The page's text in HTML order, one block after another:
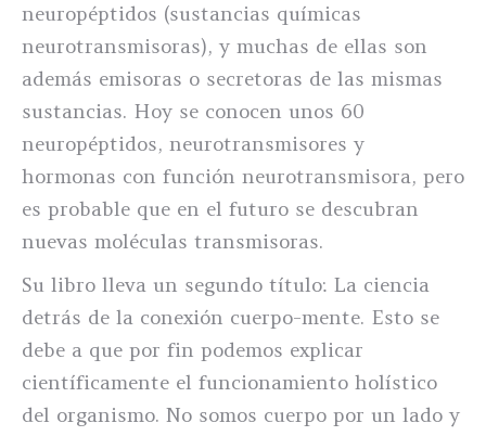
neuropéptidos (sustancias químicas
neurotransmisoras), y muchas de ellas son
además emisoras o secretoras de las mismas
sustancias. Hoy se conocen unos 60
neuropéptidos, neurotransmisores y
hormonas con función neurotransmisora, pero
es probable que en el futuro se descubran
nuevas moléculas transmisoras.
Su libro lleva un segundo título: La ciencia
detrás de la conexión cuerpo-mente. Esto se
debe a que por fin podemos explicar
científicamente el funcionamiento holístico
del organismo. No somos cuerpo por un lado y